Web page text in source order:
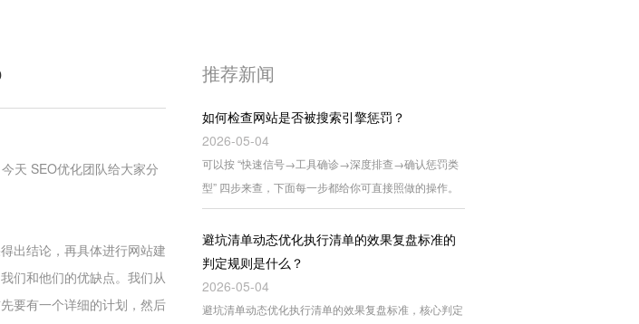
今天 SEO优化团队给大家分
出结论，再具体进行网站建
们和他们的优缺点。我们从
要有一个详细的计划，然后
推荐新闻
如何检查网站是否被搜索引擎惩罚？
2026-05-04
可以按 “快速信号→工具确诊→深度排查→确认惩罚类
型” 四步来查，下面每一步都给你可直接照做的操作。
避坑清单动态优化执行清单的效果复盘标准的
判定规则是什么？
2026-05-04
避坑清单动态优化执行清单的效果复盘标准，核心判定